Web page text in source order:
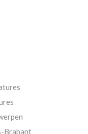
Brabant